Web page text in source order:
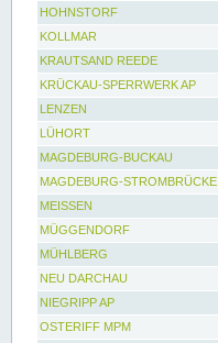
HOHNSTORF
KOLLMAR
KRAUTSAND REEDE
KRÜCKAU-SPERRWERK AP
LENZEN
LÜHORT
MAGDEBURG-BUCKAU
MAGDEBURG-STROMBRÜCKE
MEISSEN
MÜGGENDORF
MÜHLBERG
NEU DARCHAU
NIEGRIPP AP
OSTERIFF MPM